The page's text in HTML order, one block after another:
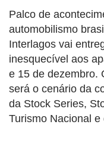
Palco de
automobilismo
Interlagos vai
inesquecível aos
e 15 de dezembro.
será o cenário da
da Stock Series,
Turismo Nacional e